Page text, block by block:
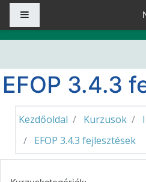
Tovább a fő tartalomhoz
EFOP 3.4.3
Kezdőoldal Kurzusok
EFOP 3.4.3 fejlesztések